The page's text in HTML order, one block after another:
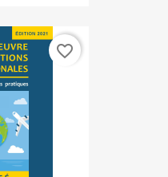
favorite_border